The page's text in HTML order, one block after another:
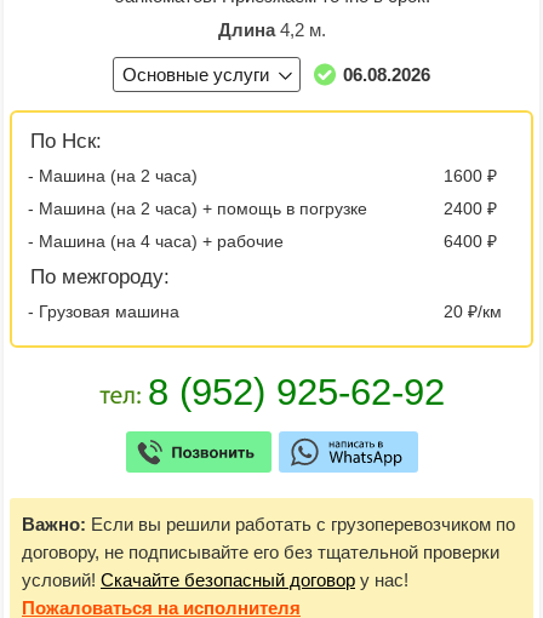
Длина4,2 м.
Основные услуги 06.08.2026
По Нск:
- Машина (на 2 часа)
1600 ₽
- Машина (на 2 часа) + помощь в погрузке
2400 ₽
- Машина (на 4 часа) + рабочие
6400 ₽
По межгороду:
- Грузовая машина 20 ₽/км
Важно: Если вы решили работать с грузоперевозчиком по
договору, не подписывайте его без тщательной проверки
условий! Скачайте безопасный договор у нас!
Пожаловаться на исполнителя